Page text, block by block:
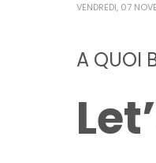
VENDREDI, 07
A QUOI